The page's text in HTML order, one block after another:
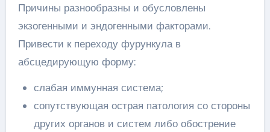
Причины разнообразны и обусловлены
экзогенными и эндогенными факторами.
Привести к переходу фурункула в
абсцедирующую форму:
слабая иммунная система;
сопутствующая острая патология со стороны
других органов и систем либо обострение